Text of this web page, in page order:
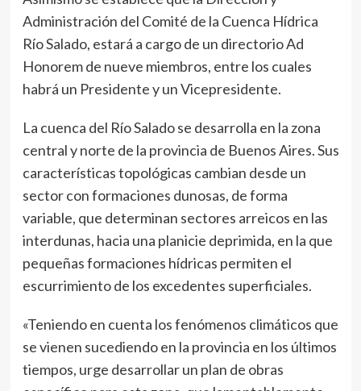
Administración del Comité de la Cuenca Hídrica
Río Salado, estará a cargo de un directorio Ad
Honorem de nueve miembros, entre los cuales
habrá un Presidente y un Vicepresidente.
La cuenca del Río Salado se desarrolla en la zona
central y norte de la provincia de Buenos Aires. Sus
características topológicas cambian desde un
sector con formaciones dunosas, de forma
variable, que determinan sectores arreicos en las
interdunas, hacia una planicie deprimida, en la que
pequeñas formaciones hídricas permiten el
escurrimiento de los excedentes superficiales.
«Teniendo en cuenta los fenómenos climáticos que
se vienen sucediendo en la provincia en los últimos
tiempos, urge desarrollar un plan de obras